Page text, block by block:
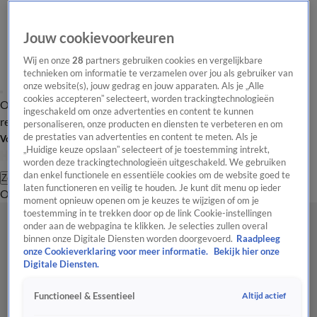
Overzicht Laatste nieuws Regionieuws Het beste van Hart
Tip de
redactie
Volg Hart van Nederland
Zoeken
OverzichtRegioUitzendingenWeerTip de redactiePanelVideo's
Jouw cookievoorkeuren
Wij en onze28 partners gebruiken cookies en vergelijkbare
technieken om informatie te verzamelen over jou als gebruiker van
onze website(s), jouw gedrag en jouw apparaten. Als je „Alle
cookies accepteren” selecteert, worden trackingtechnologieën
ingeschakeld om onze advertenties en content te kunnen
personaliseren, onze producten en diensten te verbeteren en om
de prestaties van advertenties en content te meten. Als je
„Huidige keuze opslaan” selecteert of je toestemming intrekt,
worden deze trackingtechnologieën uitgeschakeld. We gebruiken
dan enkel functionele en essentiële cookies om de website goed te
laten functioneren en veilig te houden. Je kunt dit menu op ieder
moment opnieuw openen om je keuzes te wijzigen of om je
toestemming in te trekken door op de link Cookie-instellingen
onder aan de webpagina te klikken. Je selecties zullen overal
binnen onze Digitale Diensten worden doorgevoerd. Raadpleeg
onze Cookieverklaring voor meer informatie.
Bekijk hier onze
Digitale Diensten.
Functioneel & Essentieel Altijd actief